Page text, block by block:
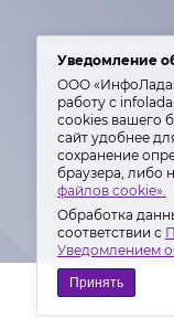
Адрес
Лиц.
Политика
Уведомление
ООО
работу с
сооkiеѕ вашего
сайт удобнее
сохранение
браузера, либо
файлов cookie».
Обработка
соответствии с
Уведомлением
Принять